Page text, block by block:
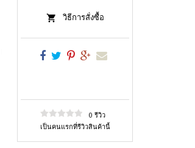
วิธีการสั่งซื้อ
0 รีวิว
เป็นคนแรกที่รีวิวสินค้านี้